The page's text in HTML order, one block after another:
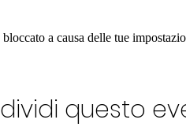
a causa delle tue
questo